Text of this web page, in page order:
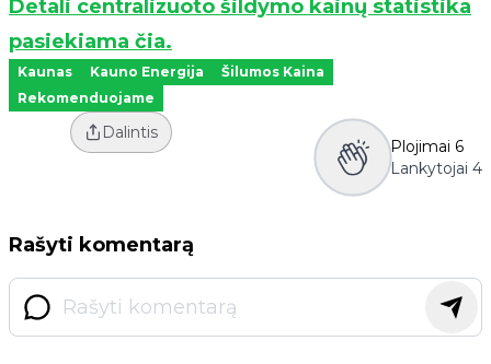
Detali centralizuoto šildymo kainų statistika
pasiekiama čia.
Kaunas Kauno Energija
Šilumos Kaina
Rekomenduojame
Dalintis
Plojimai 6
Lankytojai 4
Rašyti komentarą